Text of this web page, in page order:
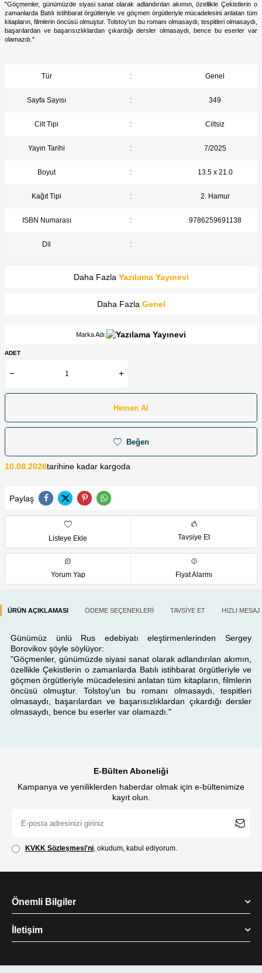
"Göçmenler, günümüzde siyasi sanat olarak adlandırılan akımın, özellikle Çekistlerin o
zamanlarda Batılı istihbarat örgütleriyle ve göçmen örgütleriyle mücadelesini anlatan tüm
kitapların, filmlerin öncüsü olmuştur. Tolstoy'un bu romanı olmasaydı, tespitleri olmasaydı,
başarılardan ve başarısızlıklardan çıkardığı dersler olmasaydı, bence bu eserler var
olamazdı."
Tür : Genel
Sayfa Sayısı : 349
Cilt Tipi : Ciltsiz
Yayın Tarihi : 7/2025
Boyut : 13.5 x 21.0
Kağıt Tipi : 2. Hamur
ISBN Numarası : 9786259691138
Dil :
Daha Fazla Yazılama Yayınevi
Daha Fazla Genel
Marka Adı:
ADET
Hemen Al
Beğen
10.08.2026tarihine kadar kargoda
Paylaş
Listeye Ekle Tavsiye Et
Yorum Yap Fiyat Alarmı
ÜRÜN AÇIKLAMASI ÖDEME SEÇENEKLERI TAVSIYE ET HIZLI MESAJ
Günümüz ünlü Rus edebiyatı eleştirmenlerinden Sergey
Borovikov şöyle söylüyor:
"Göçmenler, günümüzde siyasi sanat olarak adlandırılan akımın,
özellikle Çekistlerin o zamanlarda Batılı istihbarat örgütleriyle ve
göçmen örgütleriyle mücadelesini anlatan tüm kitapların, filmlerin
öncüsü olmuştur. Tolstoy'un bu romanı olmasaydı, tespitleri
olmasaydı, başarılardan ve başarısızlıklardan çıkardığı dersler
olmasaydı, bence bu eserler var olamazdı."
E-Bülten Aboneliği
Kampanya ve yeniliklerden haberdar olmak için e-bültenimize
kayıt olun.
KVKK Sözleşmesi'ni, okudum, kabul ediyorum.
Önemli Bilgiler
İletişim